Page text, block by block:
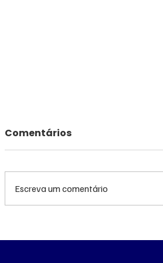
clima nos EUA
Comentários
Escreva um comentário